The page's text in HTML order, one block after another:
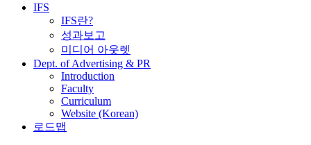
IFS
IFS란?
성과보고
미디어 아웃렛
Dept. of Advertising & PR
Introduction
Faculty
Curriculum
Website (Korean)
로드맵